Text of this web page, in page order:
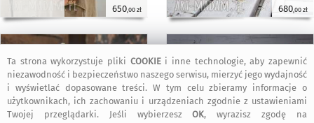
650,00 zł 680,00 zł
Ta strona wykorzystuje pliki COOKIEi inne technologie, aby zapewnić
niezawodność i bezpieczeństwo naszego serwisu, mierzyć jego wydajność
i wyświetlać dopasowane treści. W tym celu zbieramy informacje o
użytkownikach, ich zachowaniu i urządzeniach zgodnie z ustawieniami
Twojej przeglądarki. Jeśli wybierzeszOK, wyrazisz zgodę na